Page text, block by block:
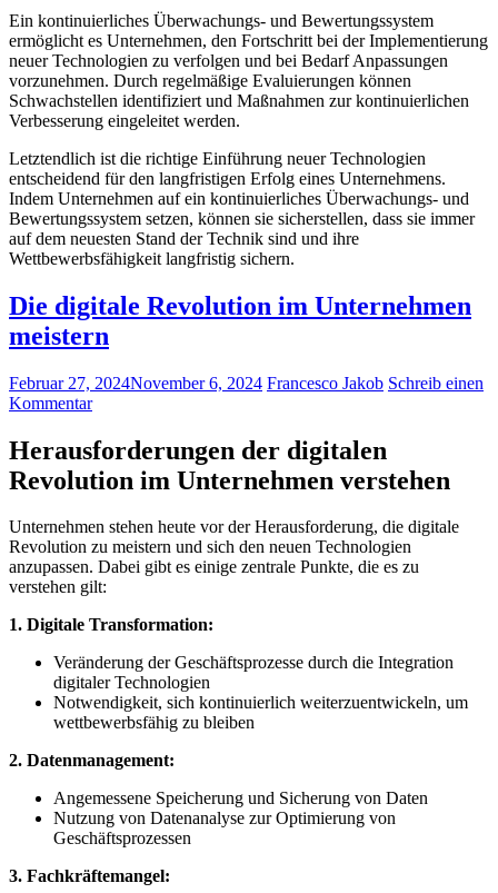
Ein‌ kontinuierliches Überwachungs- und Bewertungssystem‍
ermöglicht es Unternehmen, den Fortschritt bei‍ der ⁣Implementierung
⁢neuer Technologien zu verfolgen und bei Bedarf Anpassungen
⁤vorzunehmen. Durch regelmäßige Evaluierungen ⁤können
Schwachstellen identifiziert und Maßnahmen zur kontinuierlichen
Verbesserung eingeleitet werden.
Letztendlich ist ⁣die richtige Einführung neuer Technologien
entscheidend für den langfristigen Erfolg eines Unternehmens.
Indem Unternehmen auf ein​ kontinuierliches Überwachungs- und
‍Bewertungssystem setzen,‍ können sie sicherstellen, dass ‌sie immer
auf dem ‍neuesten Stand der‌ Technik sind ⁢und ihre⁢
Wettbewerbsfähigkeit langfristig sichern.
Die digitale Revolution im Unternehmen
meistern
Februar 27, 2024November 6, 2024 Francesco Jakob Schreib einen
Kommentar
Herausforderungen der ​digitalen
Revolution im Unternehmen verstehen
Unternehmen stehen heute vor der Herausforderung, die digitale⁣
Revolution zu meistern und​ sich ​den neuen Technologien
anzupassen. Dabei gibt ‌es einige zentrale Punkte, die es zu ​
verstehen gilt:
1. Digitale Transformation:
Veränderung der Geschäftsprozesse durch die Integration⁣
digitaler Technologien
Notwendigkeit, ⁤sich kontinuierlich weiterzuentwickeln, ‍um
wettbewerbsfähig zu ​bleiben
2. Datenmanagement:
Angemessene Speicherung und Sicherung von⁤ Daten
Nutzung von Datenanalyse ⁢zur Optimierung von​
Geschäftsprozessen
3. Fachkräftemangel: